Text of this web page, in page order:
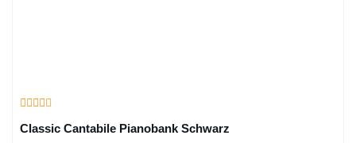
Classic Cantabile Pianobank Schwarz